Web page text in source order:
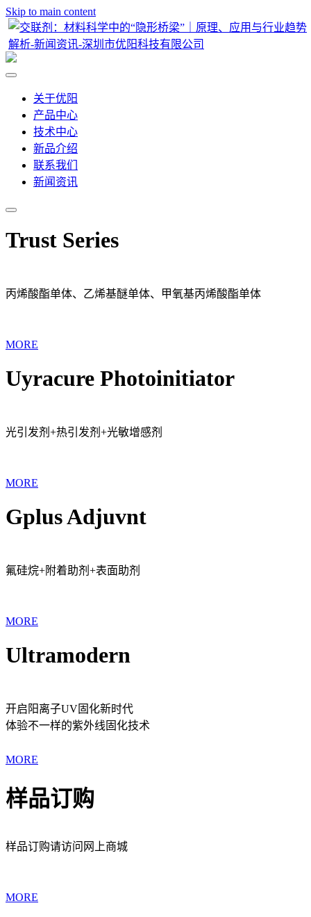
Skip to main content
关于优阳
产品中心
技术中心
新品介绍
联系我们
新闻资讯
Trust Series
丙烯酸酯单体、乙烯基醚单体、甲氧基丙烯酸酯单体
MORE
Uyracure Photoinitiator
光引发剂+热引发剂+光敏增感剂
MORE
Gplus Adjuvnt
氟硅烷+附着助剂+表面助剂
MORE
Ultramodern
开启阳离子UV固化新时代
体验不一样的紫外线固化技术
MORE
样品订购
样品订购请访问网上商城
MORE